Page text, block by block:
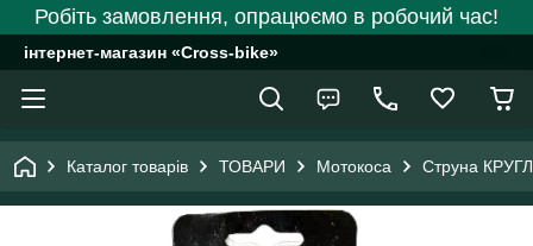
Робіть замовлення, опрацюємо в робочий час!
інтернет-магазин «Cross-bike»
Каталог товарів ТОВАРИ Мотокоса Струна